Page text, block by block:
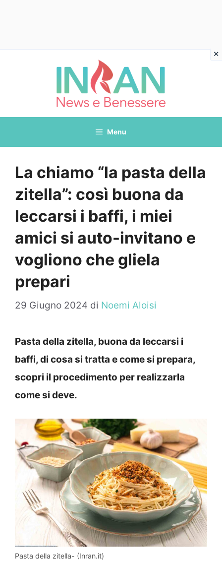
Menu
La chiamo “la pasta della
zitella”: così buona da
leccarsi i baffi, i miei
amici si auto-invitano e
vogliono che gliela
prepari
29 Giugno 2024 di Noemi Aloisi
Pasta della zitella, buona da leccarsi i
baffi, di cosa si tratta e come si prepara,
scopri il procedimento per realizzarla
come si deve.
Pasta della zitella- (Inran.it)